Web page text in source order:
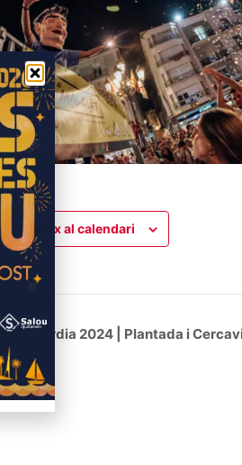
Afegeix al calendari
Misericòrdia 2024 | Plantada i